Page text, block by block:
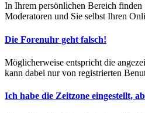
In Ihrem persönlichen Bereich
Moderatoren und Sie selbst Ihren
Die Forenuhr geht falsch!
Möglicherweise entspricht die
kann dabei nur von registrierten
Ich habe die Zeitzone eingestellt,